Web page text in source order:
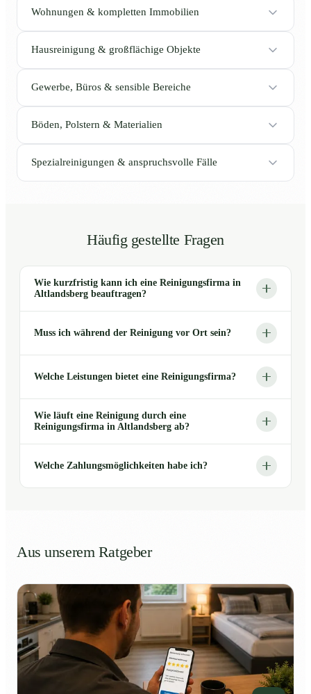
Wohnungen & kompletten Immobilien
Hausreinigung & großflächige Objekte
Gewerbe, Büros & sensible Bereiche
Böden, Polstern & Materialien
Spezialreinigungen & anspruchsvolle Fälle
Häufig gestellte Fragen
Wie kurzfristig kann ich eine Reinigungsfirma in
Altlandsberg beauftragen?
Muss ich während der Reinigung vor Ort sein?
Welche Leistungen bietet eine Reinigungsfirma?
Wie läuft eine Reinigung durch eine
Reinigungsfirma in Altlandsberg ab?
Welche Zahlungsmöglichkeiten habe ich?
Aus unserem Ratgeber